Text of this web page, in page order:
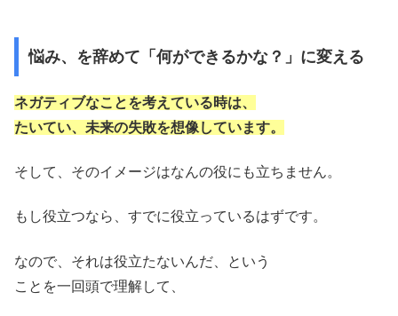
悩み、を辞めて「何ができるかな？」に変える
ネガティブなことを考えている時は、
たいてい、未来の失敗を想像しています。
そして、そのイメージはなんの役にも立ちません。
もし役立つなら、すでに役立っているはずです。
なので、それは役立たないんだ、という
ことを一回頭で理解して、